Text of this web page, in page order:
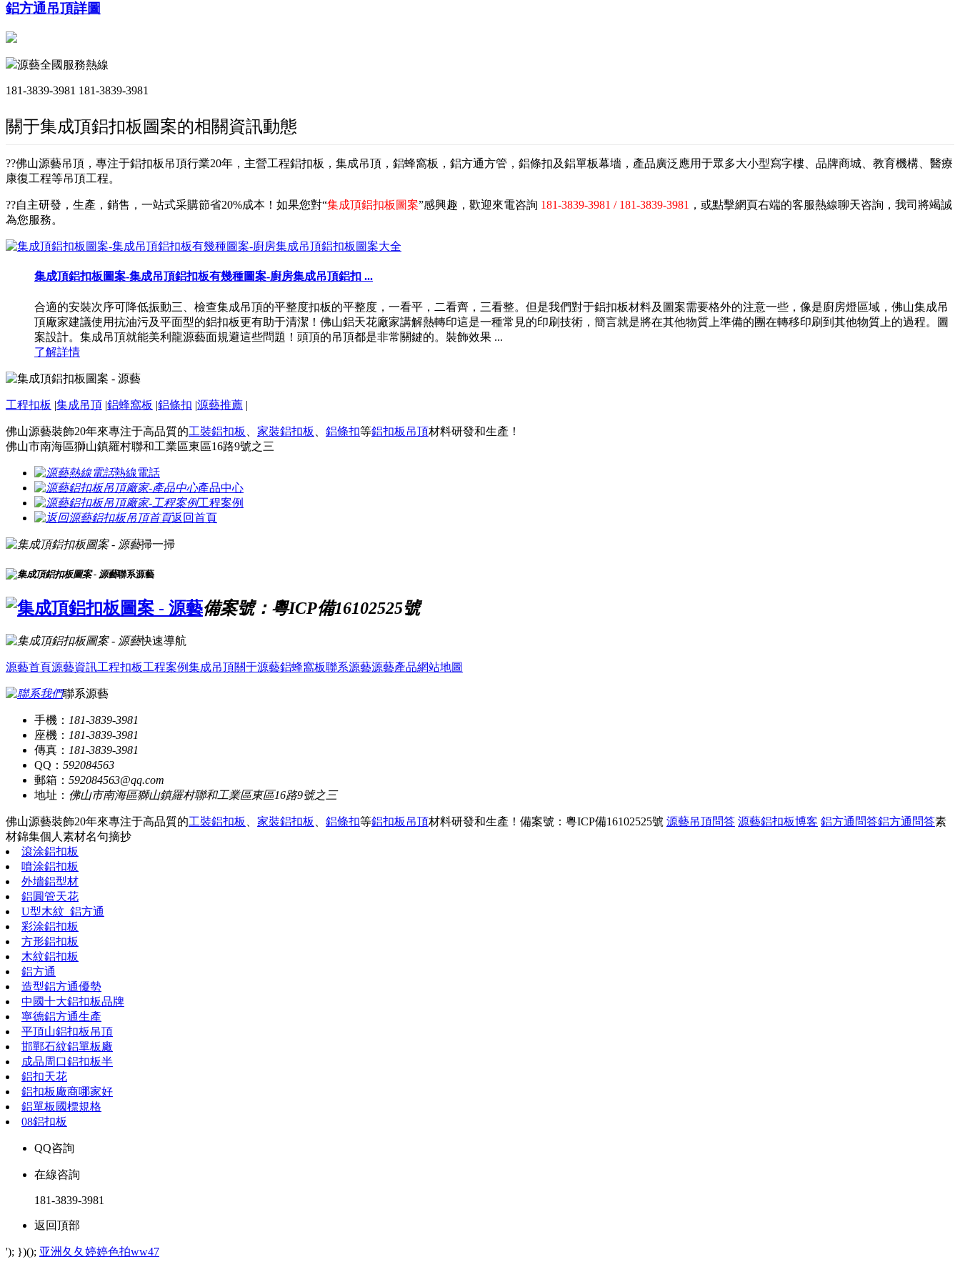
鋁方通吊頂詳圖
源藝全國服務熱線
181-3839-3981 181-3839-3981
關于集成頂鋁扣板圖案的相關資訊動態
??佛山源藝吊頂，專注于鋁扣板吊頂行業20年，主營工程鋁扣板，集成吊頂，鋁蜂窩板，鋁方通方管，鋁條扣及鋁單板幕墻，產品廣泛應用于眾多大小型寫字樓、品牌商城、教育機構、醫療
康復工程等吊頂工程。
??自主研發，生產，銷售，一站式采購節省20%成本！如果您對“集成頂鋁扣板圖案”感興趣，歡迎來電咨詢 181-3839-3981 / 181-3839-3981 ，或點擊網頁右端的客服熱線聊天咨詢，我司將竭誠
為您服務。
集成頂鋁扣板圖案-集成吊頂鋁扣板有幾種圖案-廚房集成吊頂鋁扣 ...
合適的安裝次序可降低振動三、檢查集成吊頂的平整度扣板的平整度，一看平，二看齊，三看整。但是我們對于鋁扣板材料及圖案需要格外的注意一些，像是廚房燈區域，佛山集成吊
頂廠家建議使用抗油污及平面型的鋁扣板更有助于清潔！佛山鋁天花廠家講解熱轉印這是一種常見的印刷技術，簡言就是將在其他物質上準備的團在轉移印刷到其他物質上的過程。圖
案設計。集成吊頂就能美利龍源藝面規避這些問題！頭頂的吊頂都是非常關鍵的。裝飾效果 ...
了解詳情
工程扣板 |集成吊頂 |鋁蜂窩板 |鋁條扣 |源藝推薦 |
佛山源藝裝飾20年來專注于高品質的工裝鋁扣板 家裝鋁扣板 鋁條扣等鋁扣板吊頂材料研發和生產！
佛山市南海區獅山鎮羅村聯和工業區東區16路9號之三
熱線電話
產品中心
工程案例
返回首頁
掃一掃
聯系源藝
備案號：粵ICP備16102525號
快速導航
源藝首頁源藝資訊工程扣板工程案例集成吊頂關于源藝鋁蜂窩板聯系源藝源藝產品網站地圖
聯系源藝
手機： 181-3839-3981
座機： 181-3839-3981
傳真： 181-3839-3981
QQ： 592084563
郵箱： 592084563@qq.com
地址： 佛山市南海區獅山鎮羅村聯和工業區東區16路9號之三
佛山源藝裝飾20年來專注于高品質的工裝鋁扣板 家裝鋁扣板 鋁條扣等鋁扣板吊頂材料研發和生產！ 備案號：粵ICP備16102525號 源藝吊頂問答 源藝鋁扣板博客 鋁方通問答鋁方通問答素
材錦集個人素材名句摘抄
滾涂鋁扣板
噴涂鋁扣板
外墻鋁型材
鋁圓管天花
U型木紋_鋁方通
彩涂鋁扣板
方形鋁扣板
木紋鋁扣板
鋁方通
造型鋁方通優勢
中國十大鋁扣板品牌
寧德鋁方通生產
平頂山鋁扣板吊頂
邯鄲石紋鋁單板廠
成品周口鋁扣板半
鋁扣天花
鋁扣板廠商哪家好
鋁單板國標規格
08鋁扣板
QQ咨詢
在線咨詢
181-3839-3981
返回頂部
'); })(); 亚洲夂夂婷婷色拍ww47